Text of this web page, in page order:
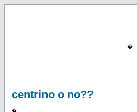
�
centrino o no??
�